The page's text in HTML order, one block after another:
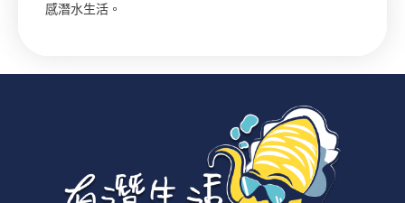
感潛水生活。